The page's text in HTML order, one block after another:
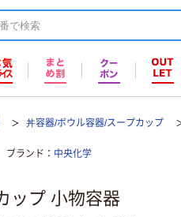
丼容器/ボウル容器/スープカップ
ブランド 中央化学
ップ 小物容器